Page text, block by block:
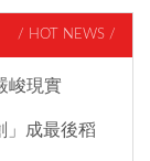
/ HOT NEWS /
峻現實
」成最後稻